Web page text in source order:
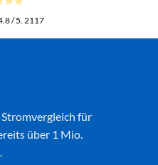
/ 5. 2117
Stromvergleich für
über 1 Mio.